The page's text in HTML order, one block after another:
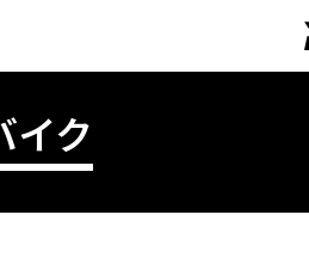
イク